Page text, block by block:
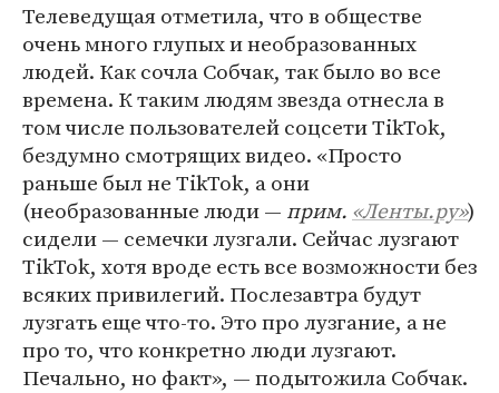
Телеведущая отметила, что в обществе
очень много глупых и необразованных
людей. Как сочла Собчак, так было во все
времена. К таким людям звезда отнесла в
том числе пользователей соцсети TikTok,
бездумно смотрящих видео. «Просто
раньше был не TikTok, а они
(необразованные люди — прим. «Ленты.ру»)
сидели — семечки лузгали. Сейчас лузгают
TikTok, хотя вроде есть все возможности без
всяких привилегий. Послезавтра будут
лузгать еще что-то. Это про лузгание, а не
про то, что конкретно люди лузгают.
Печально, но факт», — подытожила Собчак.